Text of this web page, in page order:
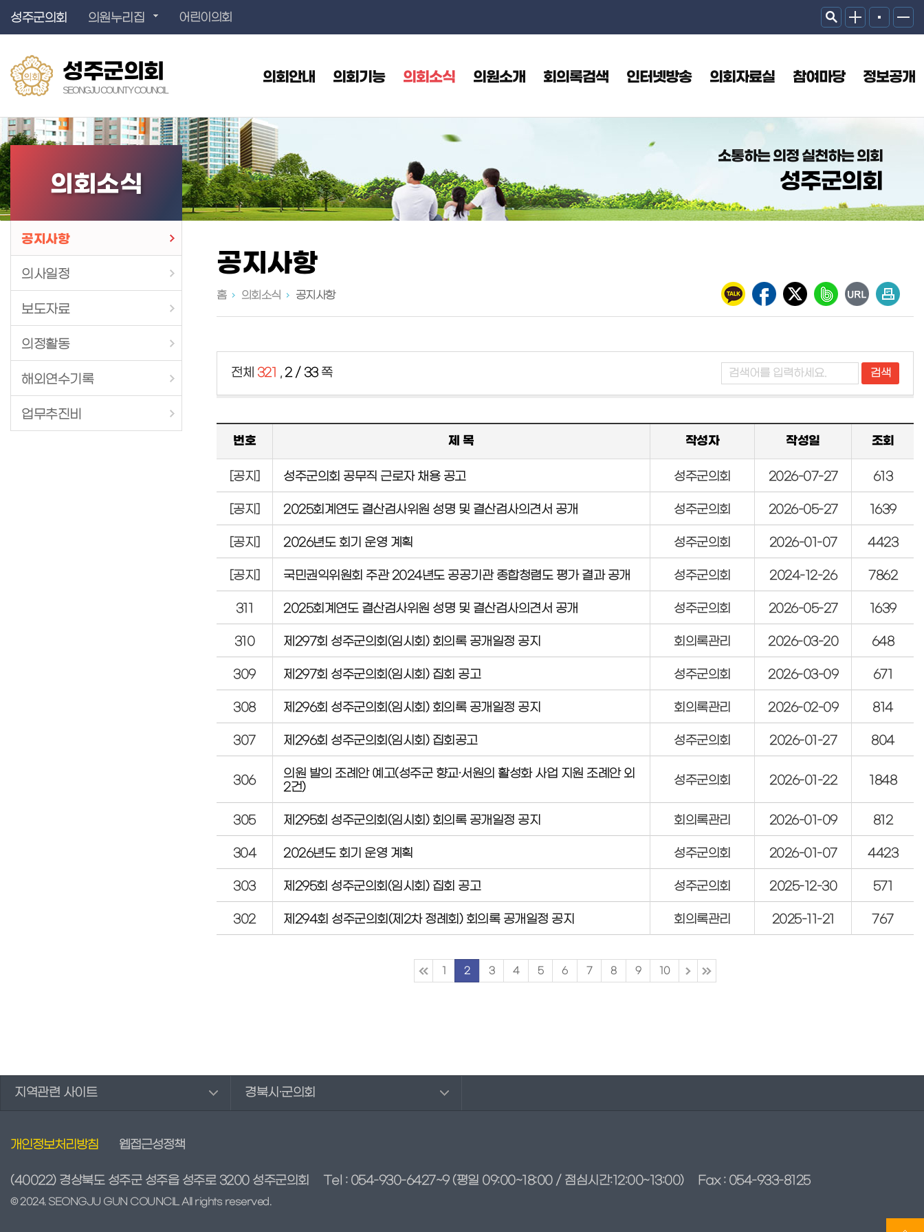
성주군의회
SEONGJU COUNTY COUNCIL
성주군의회 의원누리집 어린이의회
의회안내 의회기능 의회소식 의원소개 회의록검색 인터넷방송 의회자료실 참여마당 정보공개
소통하는 의정 실천하는 의회
성주군의회
의회소식
공지사항
의사일정
보도자료
의정활동
해외연수기록
업무추진비
홈 의회소식 공지사항
공지사항
전체 321 , 2 / 33쪽
번호 제 목 작성자 작성일 조회
[공지] 성주군의회 공무직 근로자 채용 공고 성주군의회 2026-07-27 613
[공지] 2025회계연도 결산검사위원 성명 및 결산검사의견서 공개 성주군의회 2026-05-27 1639
[공지] 2026년도 회기 운영 계획 성주군의회 2026-01-07 4423
[공지] 국민권익위원회 주관 2024년도 공공기관 종합청렴도 평가 결과 공개 성주군의회 2024-12-26 7862
311 2025회계연도 결산검사위원 성명 및 결산검사의견서 공개 성주군의회 2026-05-27 1639
310 제297회 성주군의회(임시회) 회의록 공개일정 공지 회의록관리 2026-03-20 648
309 제297회 성주군의회(임시회) 집회 공고 성주군의회 2026-03-09 671
308 제296회 성주군의회(임시회) 회의록 공개일정 공지 회의록관리 2026-02-09 814
307 제296회 성주군의회(임시회) 집회공고 성주군의회 2026-01-27 804
306
의원 발의 조례안 예고(성주군 향교·서원의 활성화 사업 지원 조례안 외
2건)
성주군의회 2026-01-22 1848
305 제295회 성주군의회(임시회) 회의록 공개일정 공지 회의록관리 2026-01-09 812
304 2026년도 회기 운영 계획 성주군의회 2026-01-07 4423
303 제295회 성주군의회(임시회) 집회 공고 성주군의회 2025-12-30 571
302 제294회 성주군의회(제2차 정례회) 회의록 공개일정 공지 회의록관리 2025-11-21 767
1 2 3 4 5 6 7 8 9 10
지역관련 사이트 경북시·군의회
개인정보처리방침 웹접근성정책
(40022) 경상북도 성주군 성주읍 성주로 3200 성주군의회 Tel : 054-930-6427~9(평일 09:00~18:00 / 점심시간:12:00~13:00) Fax : 054-933-8125
© 2024. SEONGJU GUN COUNCIL All rights reserved.